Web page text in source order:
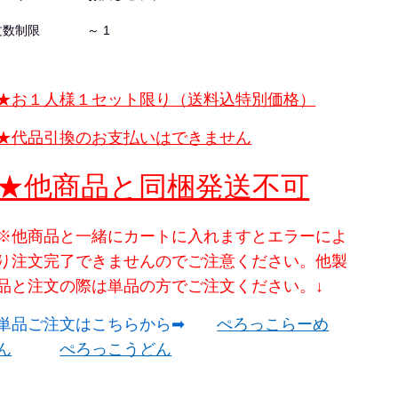
数制限 ～ 1
お１人様１セット限り（送料込特別価格）
代品引換のお支払いはできません
他商品と同梱発送不可
他商品と一緒にカートに入れますとエラーによ
注文完了できませんのでご注意ください。他製
と注文の際は単品の方でご注文ください。↓
品ご注文はこちらから➡ぺろっこらーめ
ぺろっこうどん